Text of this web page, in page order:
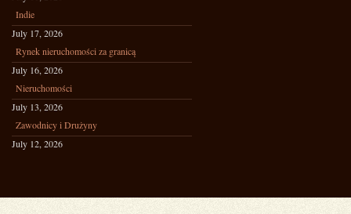
Indie
July 17, 2026
Rynek nieruchomości za granicą
July 16, 2026
Nieruchomości
July 13, 2026
Zawodnicy i Drużyny
July 12, 2026